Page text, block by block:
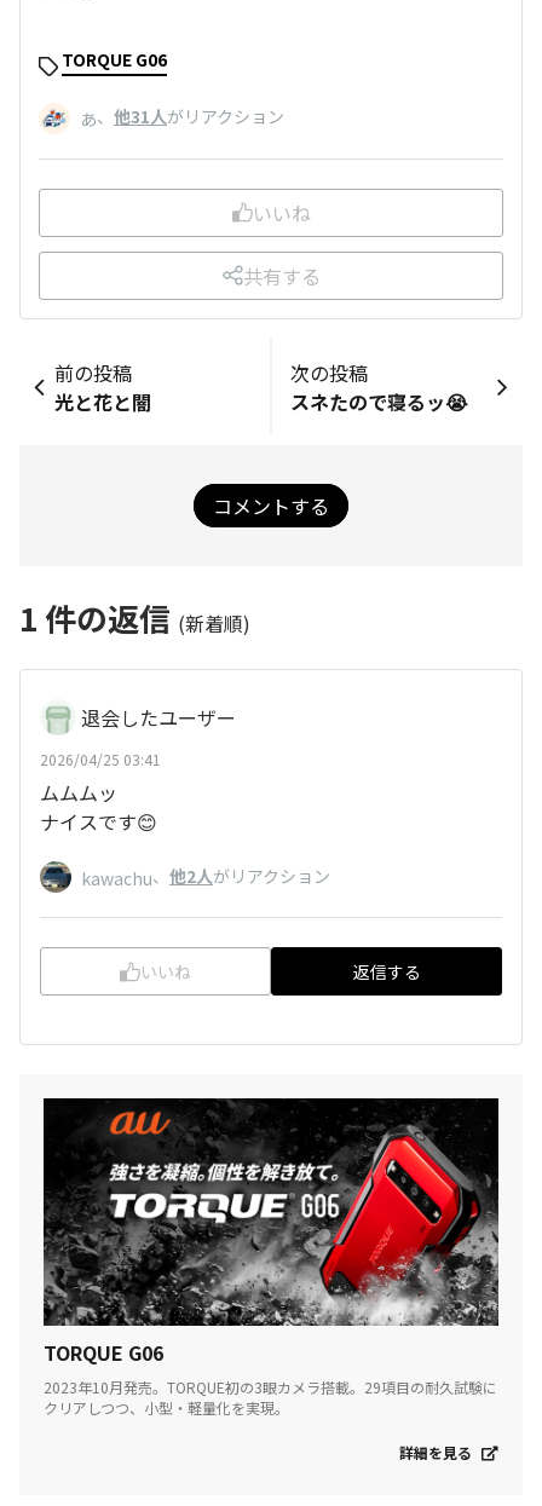
TORQUE G06
あ、 他31人がリアクション
いいね
共有する
前の投稿
光と花と闇
次の投稿
スネたので寝るッ😭
コメントする
1 件の返信 (新着順)
退会したユーザー
2026/04/25 03:41
ムムムッ
ナイスです😊
kawachu、 他2人がリアクション
いいね 返信する
TORQUE G06
2023年10月発売。TORQUE初の3眼カメラ搭載。29項目の耐久試験に
クリアしつつ、小型・軽量化を実現。
詳細を見る